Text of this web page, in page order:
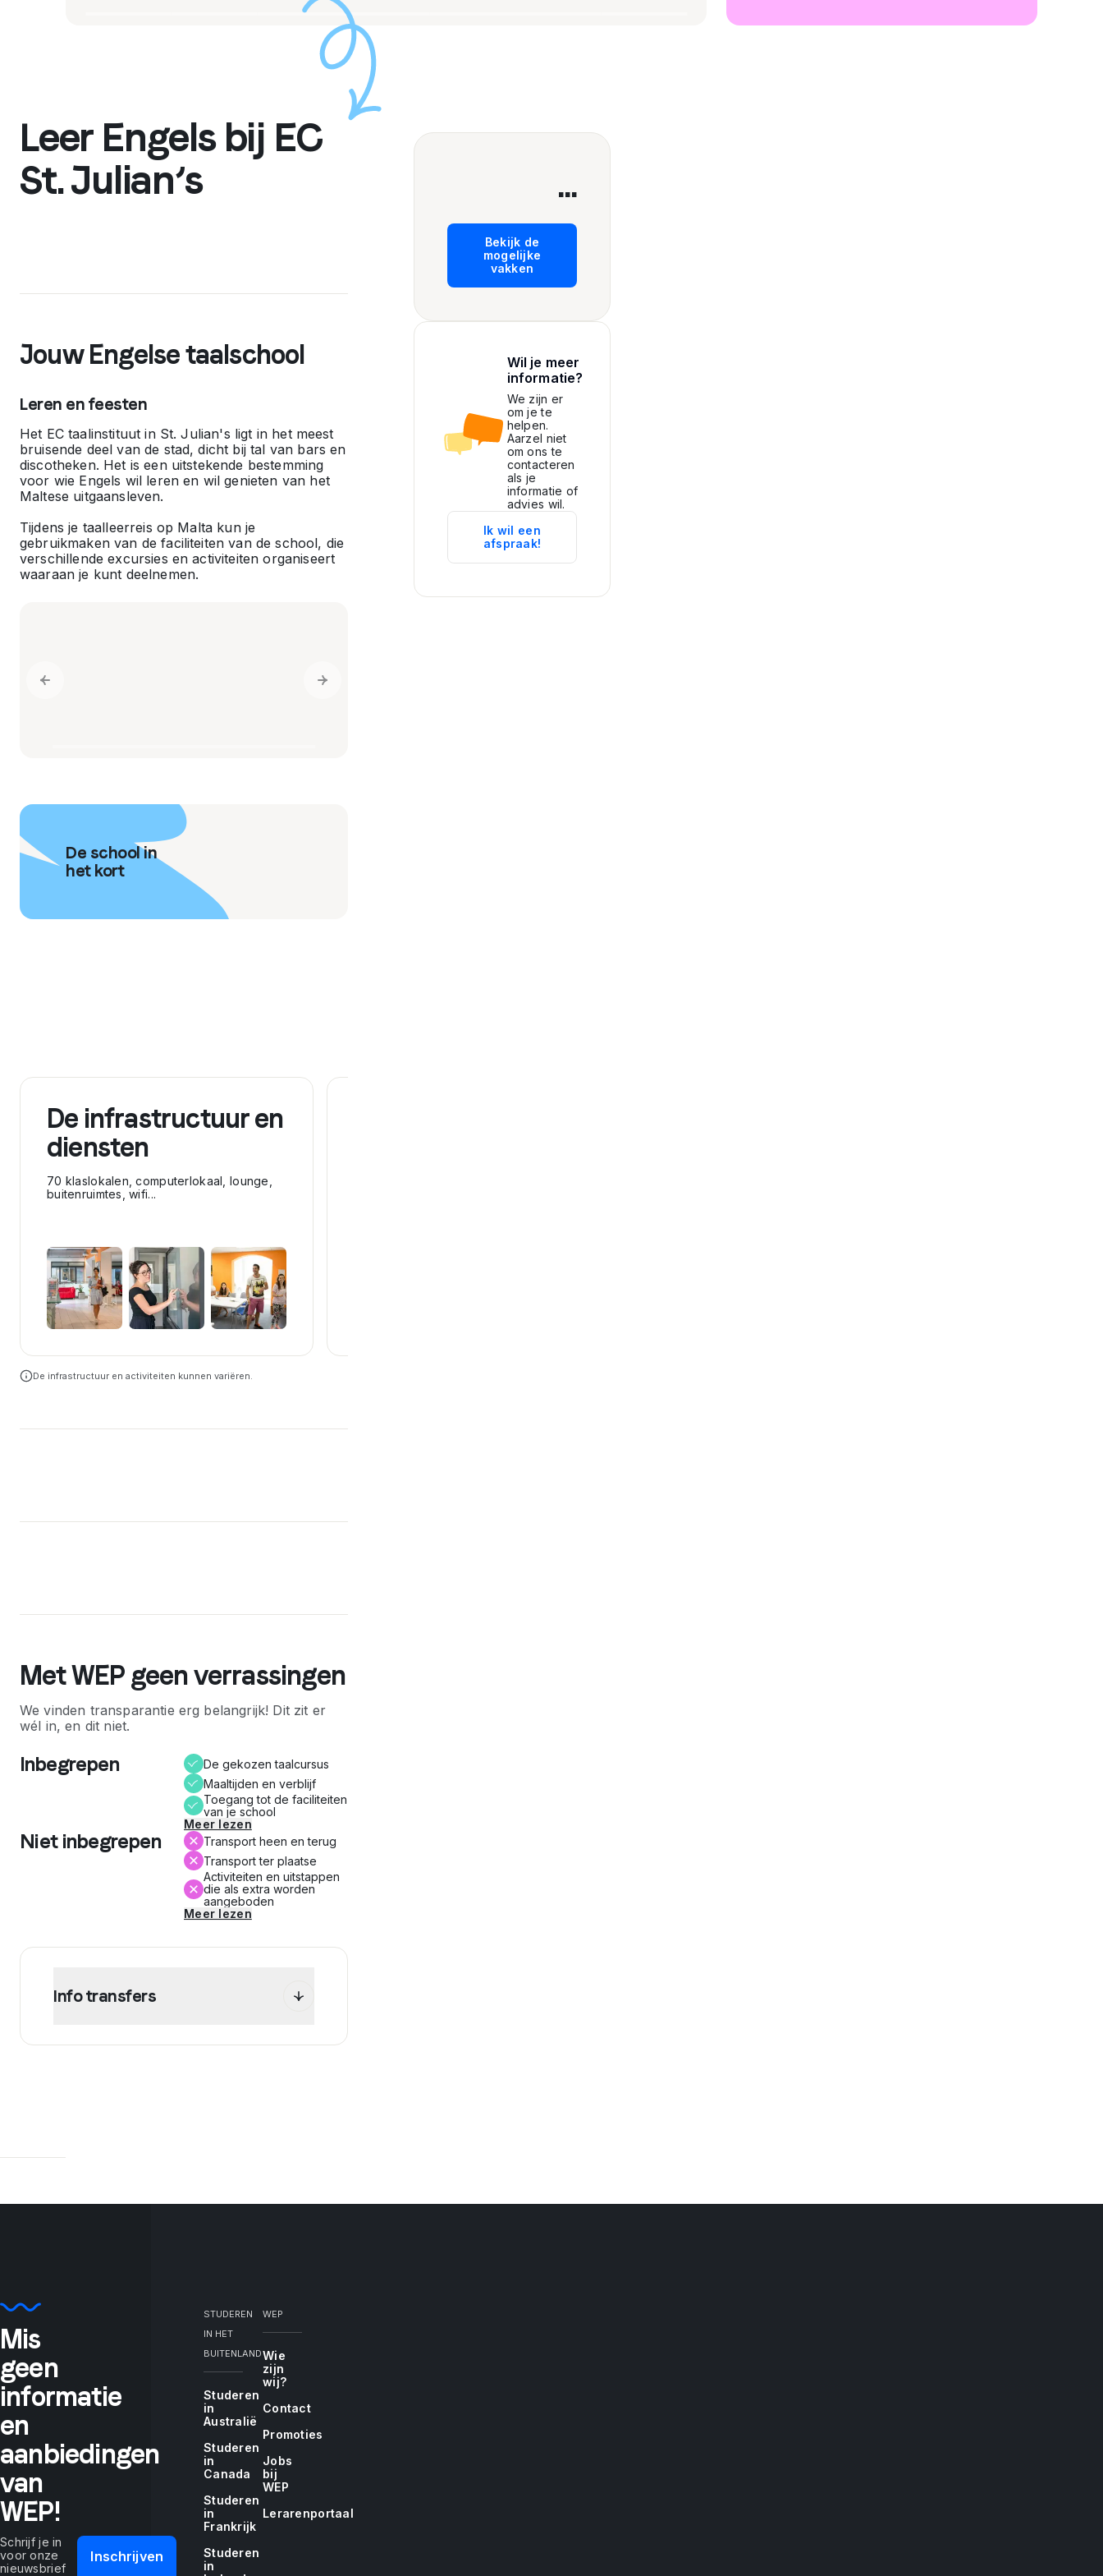
Leer Engels bij EC
St. Julian’s
Jouw Engelse taalschool
Leren en feesten
Het EC taalinstituut in St. Julian's ligt in het meest
bruisende deel van de stad, dicht bij tal van bars en
discotheken. Het is een uitstekende bestemming
voor wie Engels wil leren en wil genieten van het
Maltese uitgaansleven.
Tijdens je taalleerreis op Malta kun je
gebruikmaken van de faciliteiten van de school, die
verschillende excursies en activiteiten organiseert
waaraan je kunt deelnemen.
Previous slide Next slide
De school in
het kort
...
Bekijk de
mogelijke
vakken
Wil je meer
informatie?
We zijn er
om je te
helpen.
Aarzel niet
om ons te
contacteren
als je
informatie of
advies wil.
Ik wil een
afspraak!
De infrastructuur en
diensten
70 klaslokalen, computerlokaal, lounge,
buitenruimtes, wifi...
De infrastructuur en activiteiten kunnen variëren.
Met WEP geen verrassingen
We vinden transparantie erg belangrijk! Dit zit er
wél in, en dit niet.
Inbegrepen
De gekozen taalcursus
Maaltijden en verblijf
Toegang tot de faciliteiten
van je school
Meer lezen
Niet inbegrepen
Transport heen en terug
Transport ter plaatse
Activiteiten en uitstappen
die als extra worden
aangeboden
Meer lezen
Info transfers
verschillende mogelijkheden voor een
Mis
geen
informatie
en
aanbiedingen
van
WEP!
Schrijf je in
voor onze
nieuwsbrief
Inschrijven
STUDEREN
IN HET
BUITENLAND
Studeren
in
Australië
Studeren
in
Canada
Studeren
in
Frankrijk
Studeren
in
WEP
Wie
zijn
wij?
Contact
Promoties
Jobs
bij
WEP
Lerarenportaal
you
tell